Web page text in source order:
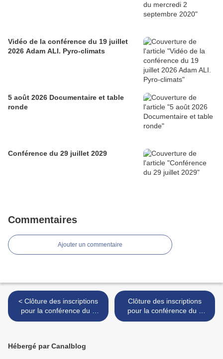
Vidéo de la conférence du 19 juillet
2026 Adam ALI. Pyro-climats
5 août 2026 Documentaire et table
ronde
Conférence du 29 juillet 2029
Commentaires
Ajouter un commentaire
< Clôture des inscriptions
pour la conférence du 2
septembre 2020
Clôture des inscriptions
pour la conférence du 7
octobre 2020 >
Hébergé par Canalblog